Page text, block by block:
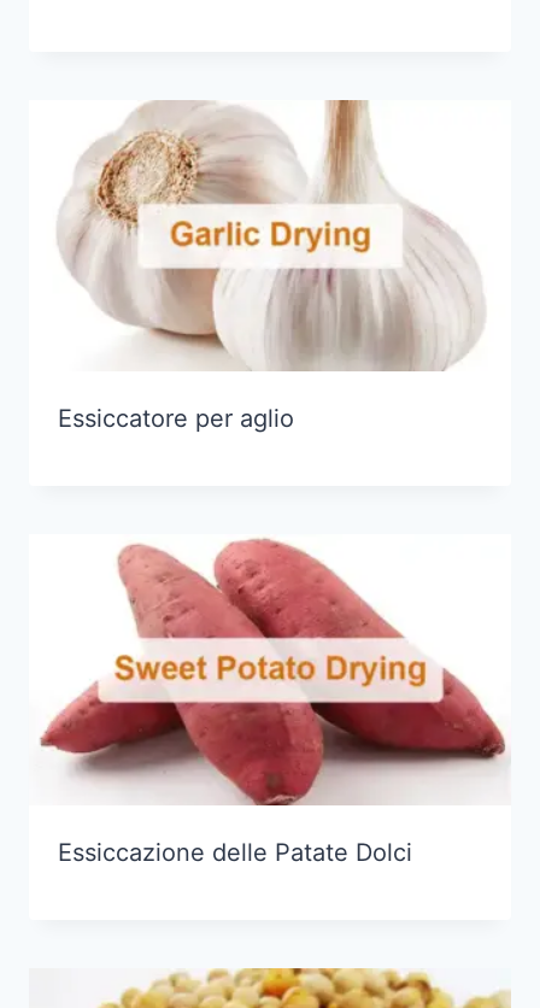
Essiccatore per aglio
Essiccazione delle Patate Dolci